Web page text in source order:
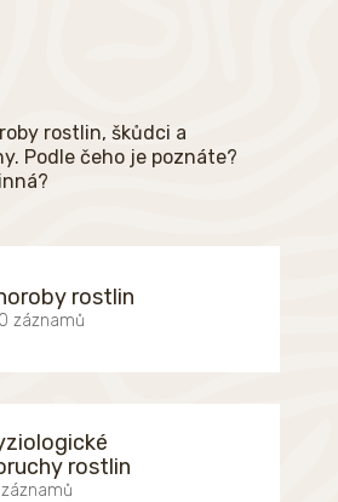
rostlin, škůdci a
Podle čeho je poznáte?
rostlin
záznamů
rostlin
záznamů